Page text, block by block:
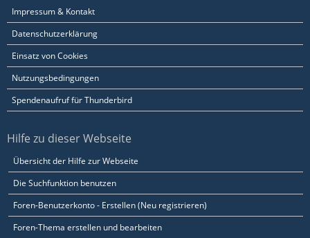
Impressum & Kontakt
Datenschutzerklärung
Einsatz von Cookies
Nutzungsbedingungen
Spendenaufruf für Thunderbird
Hilfe zu dieser Webseite
Übersicht der Hilfe zur Webseite
Die Suchfunktion benutzen
Foren-Benutzerkonto - Erstellen (Neu registrieren)
Foren-Thema erstellen und bearbeiten